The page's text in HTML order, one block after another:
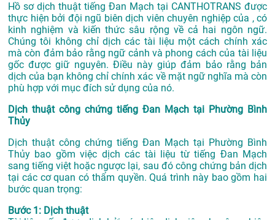
Hồ sơ dịch thuật tiếng Đan Mạch tại CANTHOTRANS được
thực hiện bởi đội ngũ biên dịch viên chuyên nghiệp của , có
kinh nghiệm và kiến thức sâu rộng về cả hai ngôn ngữ.
Chúng tôi không chỉ dịch các tài liệu một cách chính xác
mà còn đảm bảo rằng ngữ cảnh và phong cách của tài liệu
gốc được giữ nguyên. Điều này giúp đảm bảo rằng bản
dịch của bạn không chỉ chính xác về mặt ngữ nghĩa mà còn
phù hợp với mục đích sử dụng của nó.
Dịch thuật công chứng tiếng Đan Mạch tại Phường Bình
Thủy
Dịch thuật công chứng tiếng Đan Mạch tại Phường Bình
Thủy bao gồm việc dịch các tài liệu từ tiếng Đan Mạch
sang tiếng việt hoặc ngược lại, sau đó công chứng bản dịch
tại các cơ quan có thẩm quyền. Quá trình này bao gồm hai
bước quan trọng:
Bước 1: Dịch thuật